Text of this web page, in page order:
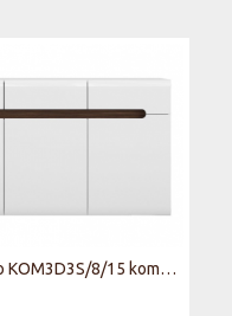
Azteca Trio KOM3D3S/8/15 komód fehér/fényes fehér